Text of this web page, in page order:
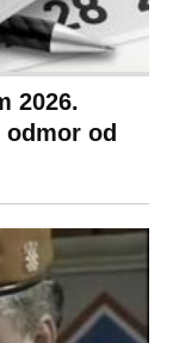
Albanca
ih samo